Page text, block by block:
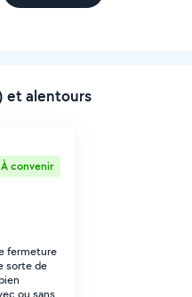
et alentours
À convenir
fermeture
sorte de
ou sans